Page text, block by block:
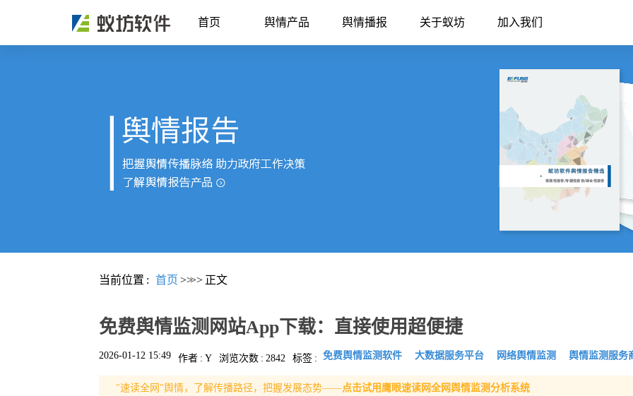
首页 舆情产品 舆情播报 关于蚁坊 加入我们
当前位置 : 首页 >>>> 正文
免费舆情监测网站App下载：直接使用超便捷
2026-01-12 15:49 作者 : Y 浏览次数 : 2842 标签 : 舆情监测服务
网络舆情监测
大数据服务平台
免费舆情监测软件
"速读全网"舆情，了解传播路径，把握发展态势——点击试用鹰眼速读网全网舆情监测分析系统